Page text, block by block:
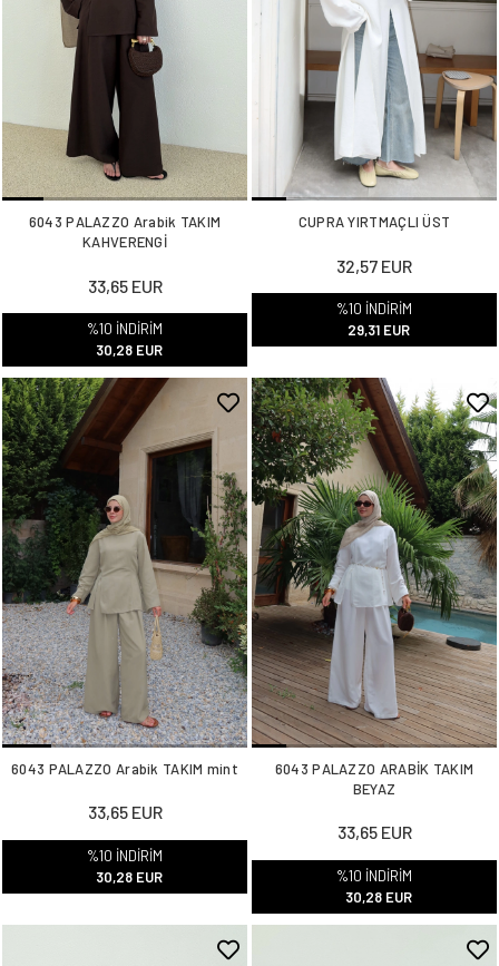
6043 PALAZZO Arabik TAKIM
KAHVERENGİ
33,65 EUR
%10 İNDİRİM
30,28 EUR
CUPRA YIRTMAÇLI ÜST
32,57 EUR
%10 İNDİRİM
29,31 EUR
6043 PALAZZO Arabik TAKIM mint
33,65 EUR
%10 İNDİRİM
30,28 EUR
6043 PALAZZO ARABİK TAKIM
BEYAZ
33,65 EUR
%10 İNDİRİM
30,28 EUR